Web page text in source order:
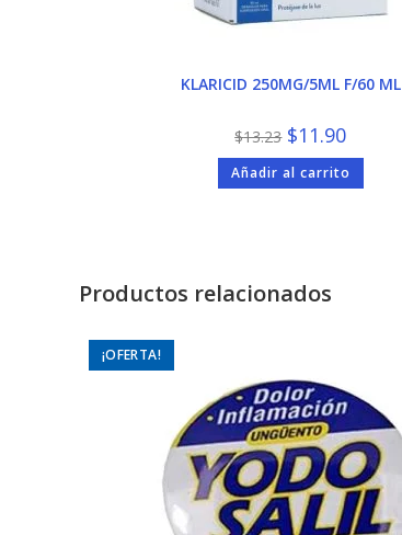
KLARICID 250MG/5ML F/60 ML
$13.23 El
precio
original
era:
$13.23.
$11.90El
precio
actual
es:
$11.90.
Añadir al carrito
Productos relacionados
¡OFERTA!